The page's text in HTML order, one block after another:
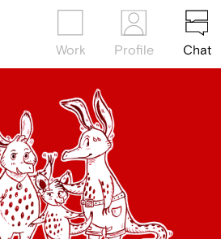
Work Profile Chat